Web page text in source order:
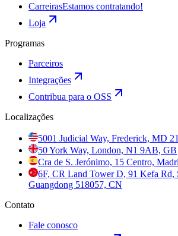
CarreirasEstamos contratando!
Loja
Programas
Parceiros
Integrações
Contribua para o OSS
Localizações
5001 Judicial Way, Frederick, MD
50 York Way, London, N1 9AB, GB
Cra de S. Jerónimo, 15 Centro,
6F, CR Land Tower D, 91 Kefa Rd,
Guangdong 518057, CN
Contato
Fale conosco